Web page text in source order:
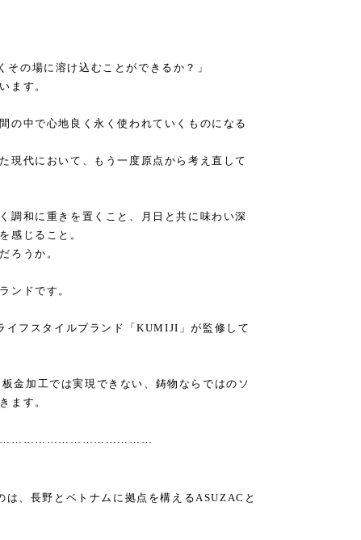
の場に溶け込むことができるか？」
ます。
の中で心地良く永く使われていくものになる
現代において、もう一度原点から考え直して
調和に重きを置くこと、月日と共に味わい深
感じること。
ろうか。
ンドです。
イフスタイルブランド「KUMIJI」が監修して
金加工では実現できない、鋳物ならではのソ
ます。
、長野とベトナムに拠点を構えるASUZACと